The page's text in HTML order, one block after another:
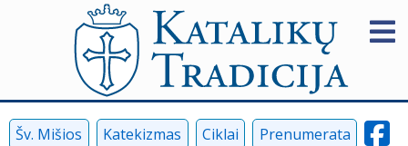
Šv. Mišios Katekizmas Ciklai Prenumerata